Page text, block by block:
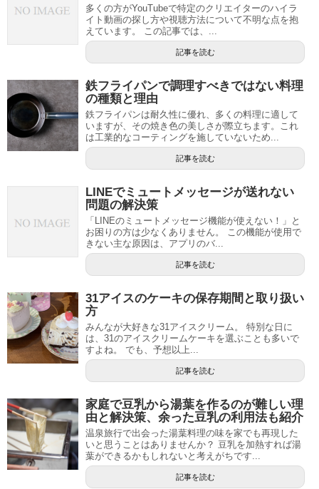
多くの方がYouTubeで特定のクリエイターのハイラ
イト動画の探し方や視聴方法について不明な点を抱
えています。 この記事では、...
記事を読む
鉄フライパンで調理すべきではない料理
の種類と理由
鉄フライパンは耐久性に優れ、多くの料理に適して
いますが、その焼き色の美しさが際立ちます。これ
は工業的なコーティングを施していないため...
記事を読む
LINEでミュートメッセージが送れない
問題の解決策
「LINEのミュートメッセージ機能が使えない！」と
お困りの方は少なくありません。 この機能が使用で
きない主な原因は、アプリのバ...
記事を読む
31アイスのケーキの保存期間と取り扱い
方
みんなが大好きな31アイスクリーム。 特別な日に
は、31のアイスクリームケーキを選ぶことも多いで
すよね。 でも、予想以上...
記事を読む
家庭で豆乳から湯葉を作るのが難しい理
由と解決策、余った豆乳の利用法も紹介
温泉旅行で出会った湯葉料理の味を家でも再現した
いと思うことはありませんか？ 豆乳を加熱すれば湯
葉ができるかもしれないと考えがちです...
記事を読む